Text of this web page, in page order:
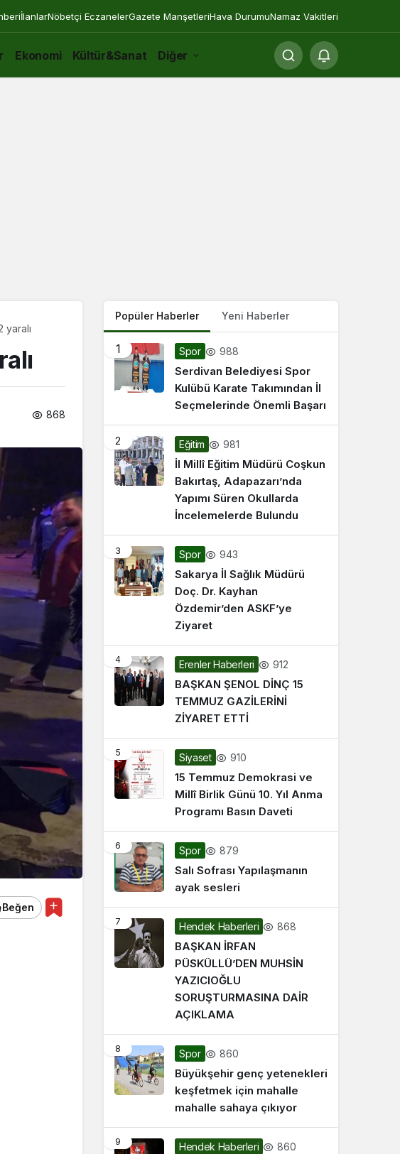
İlanlarNöbetçi EczanelerGazete ManşetleriHava DurumuNamaz Vakitleri
Ekonomi Kültür&Sanat Diğer
yaralı
868
Beğen
Popüler Haberler Yeni Haberler
1 Spor 988
Serdivan Belediyesi Spor
Kulübü Karate Takımından İl
Seçmelerinde Önemli Başarı
2 Eğitim 981
İl Millî Eğitim Müdürü Coşkun
Bakırtaş, Adapazarı’nda
Yapımı Süren Okullarda
İncelemelerde Bulundu
3 Spor 943
Sakarya İl Sağlık Müdürü
Doç. Dr. Kayhan
Özdemir’den ASKF’ye
Ziyaret
4 Erenler Haberleri 912
BAŞKAN ŞENOL DİNÇ 15
TEMMUZ GAZİLERİNİ
ZİYARET ETTİ
5 Siyaset 910
15 Temmuz Demokrasi ve
Millî Birlik Günü 10. Yıl Anma
Programı Basın Daveti
6 Spor 879
Salı Sofrası Yapılaşmanın
ayak sesleri
7 Hendek Haberleri 868
BAŞKAN İRFAN
PÜSKÜLLÜ’DEN MUHSİN
YAZICIOĞLU
SORUŞTURMASINA DAİR
AÇIKLAMA
8 Spor 860
Büyükşehir genç yetenekleri
keşfetmek için mahalle
mahalle sahaya çıkıyor
9 Hendek Haberleri 860